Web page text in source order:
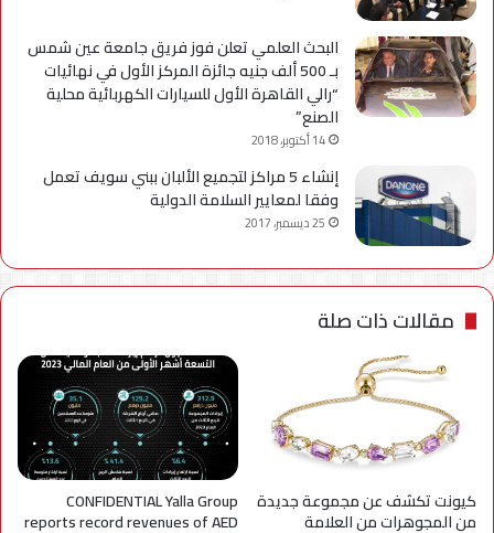
البحث العلمي تعلن فوز فريق جامعة عين شمس
بـ 500 ألف جنيه جائزة المركز الأول في نهائيات
“رالي القاهرة الأول للسيارات الكهربائية محلية
الصنع”
14 أكتوبر، 2018
إنشاء 5 مراكز لتجميع الألبان ببني سويف تعمل
وفقا لمعايير السلامة الدولية
25 ديسمبر، 2017
مقالات ذات صلة
كيونت تكشف عن مجموعة جديدة
من المجوهرات من العلامة
CONFIDENTIAL Yalla Group
reports record revenues of AED